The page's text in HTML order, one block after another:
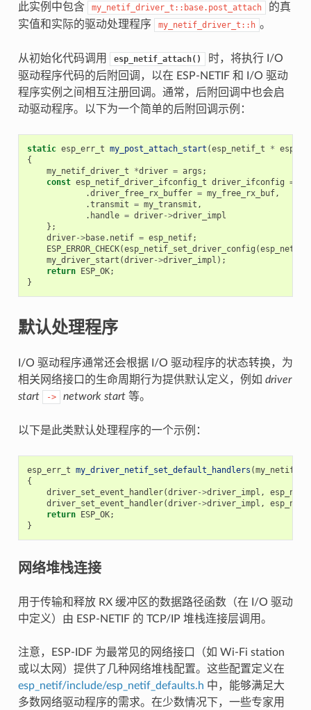
此实例中包含 my_netif_driver_t::base.post_attach
的真
实值和实际的驱动处理程序
my_netif_driver_t::h 。
从初始化代码调用 esp_netif_attach()
时，将执行 I/O
驱动程序代码的后附回调，以在 ESP-NETIF 和 I/O 驱动
程序实例之间相互注册回调。通常，后附回调中也会启
动驱动程序。以下为一个简单的后附回调示例：
static esp_err_t my_post_attach_start (esp_netif_t *
{
my_netif_driver_t
*driver = args ;
const esp_netif_driver_ifconfig_t driver_ifconfig =
.driver_free_rx_buffer = my_free_rx_buf,
.transmit = my_transmit ,
. handle = driver->driver_impl
};
driver->base. netif = esp_netif;
ESP_ERROR_CHECK(esp_netif_set_driver_config (esp_netif
my_driver_start (driver->driver_impl );
return ESP_OK;
}
默认处理程序
I/O 驱动程序通常还会根据 I/O 驱动程序的状态转换，为
相关网络接口的生命周期行为提供默认定义，例如 driver
start
-> network start等。
以下是此类默认处理程序的一个示例：
esp_err_t my_driver_netif_set_default_handlers (
{
driver_set_event_handler(driver->driver_impl ,
driver_set_event_handler(driver->driver_impl ,
return ESP_OK;
}
网络堆栈连接
用于传输和释放 RX 缓冲区的数据路径函数（在 I/O 驱动
中定义）由 ESP-NETIF 的 TCP/IP 堆栈连接层调用。
注意，ESP-IDF 为最常见的网络接口（如 Wi-Fi station
或以太网）提供了几种网络堆栈配置。这些配置定义在
esp_netif/include/esp_netif_defaults.h 中，能够满足大
多数网络驱动程序的需求。在少数情况下，一些专家用